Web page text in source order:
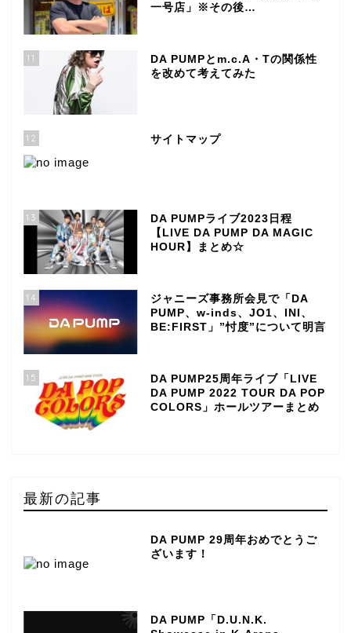
一号店」※その後…
11
DA PUMPとm.c.A・Tの関係性
を改めて考えてみた
12 サイトマップ
13
DA PUMPライブ2023日程
【LIVE DA PUMP DA MAGIC
HOUR】まとめ☆
14
ジャニーズ事務所会見で「DA
PUMP、w-inds、JO1、INI、
BE:FIRST」”忖度”について明言
15
DA PUMP25周年ライブ「LIVE
DA PUMP 2022 TOUR DA POP
COLORS」ホールツアーまとめ
最新の記事
DA PUMP 29周年おめでとうご
ざいます！
DA PUMP「D.U.N.K.